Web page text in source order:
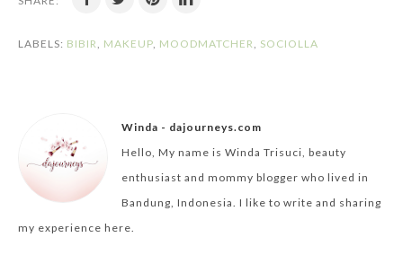
LABELS: BIBIR, MAKEUP, MOODMATCHER, SOCIOLLA
Winda - dajourneys.com
Hello, My name is Winda Trisuci, beauty
enthusiast and mommy blogger who lived in
Bandung, Indonesia. I like to write and sharing
my experience here.